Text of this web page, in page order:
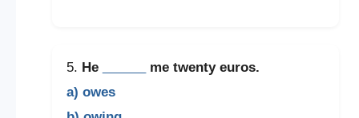
5. He
me twenty euros.
a) owes